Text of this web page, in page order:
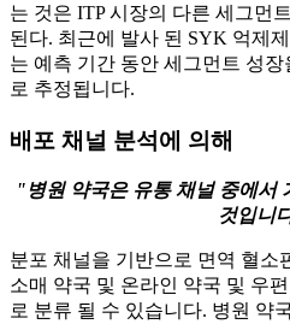
는 것은 ITP 시장의 다른 세그먼
된다. 최근에 발사 된 SYK 억제
는 예측 기간 동안 세그먼트 성
로 추정됩니다.
배포 채널 분석에 의해
"병원 약국은 유통 채널 중에서
것입니
분포 채널을 기반으로 면역 혈소
소매 약국 및 온라인 약국 및 우
로 분류 될 수 있습니다. 병원 약